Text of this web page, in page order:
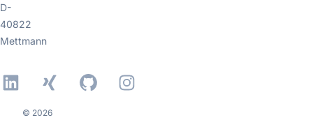
D-
40822
Mettmann
LinkedIn
Xing GitHubInstagram
© 2026